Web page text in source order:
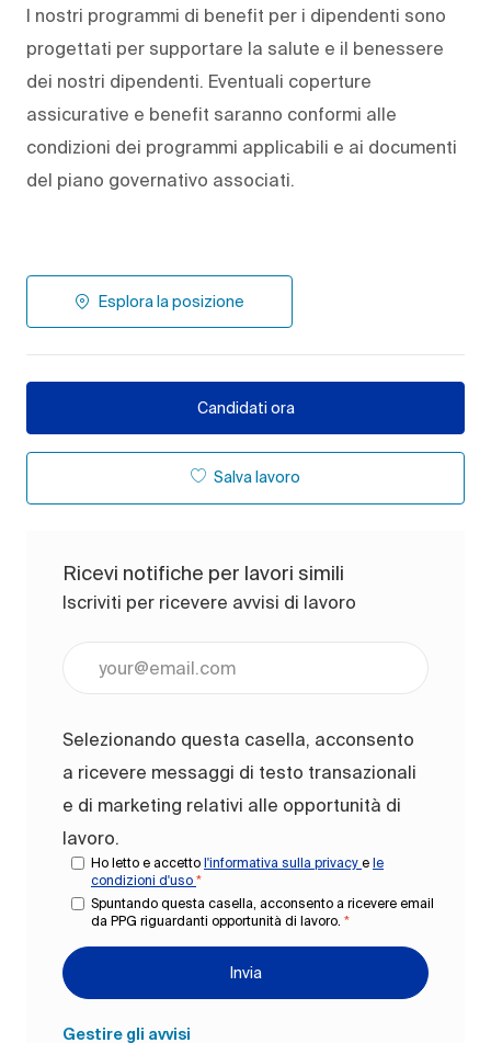
I nostri programmi di benefit per i dipendenti sono
progettati per supportare la salute e il benessere
dei nostri dipendenti. Eventuali coperture
assicurative e benefit saranno conformi alle
condizioni dei programmi applicabili e ai documenti
del piano governativo associati.
Esplora la posizione
Candidati ora
Salva lavoro
Ricevi notifiche per lavori simili
Iscriviti per ricevere avvisi di lavoro
Selezionando questa casella, acconsento
a ricevere messaggi di testo transazionali
e di marketing relativi alle opportunità di
lavoro.
Ho letto e accetto l'informativa sulla privacy e le
condizioni d'uso *
Spuntando questa casella, acconsento a ricevere email
da PPG riguardanti opportunità di lavoro. *
Invia
Gestire gli avvisi